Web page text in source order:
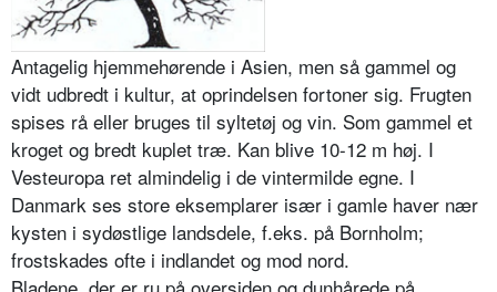
Antagelig hjemmehørende i Asien, men så gammel og
vidt udbredt i kultur, at oprindelsen fortoner sig. Frugten
spises rå eller bruges til syltetøj og vin. Som gammel et
kroget og bredt kuplet træ. Kan blive 10-12 m høj. I
Vesteuropa ret almindelig i de vintermilde egne. I
Danmark ses store eksemplarer især i gamle haver nær
kysten i sydøstlige landsdele, f.eks. på Bornholm;
frostskades ofte i indlandet og mod nord.